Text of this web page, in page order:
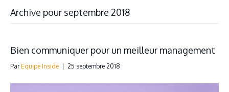
Archive pour septembre 2018
Bien communiquer pour un meilleur management
ParEquipe Inside 25 septembre 2018